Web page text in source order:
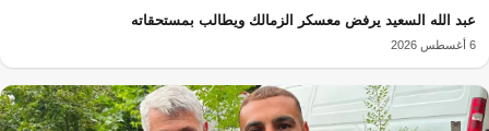
عبد الله السعيد يرفض معسكر الزمالك ويطالب بمستحقاته
6 أغسطس 2026